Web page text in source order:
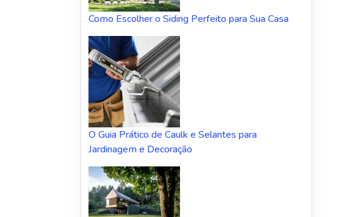
Como Escolher o Siding Perfeito para Sua Casa
O Guia Prático de Caulk e Selantes para
Jardinagem e Decoração